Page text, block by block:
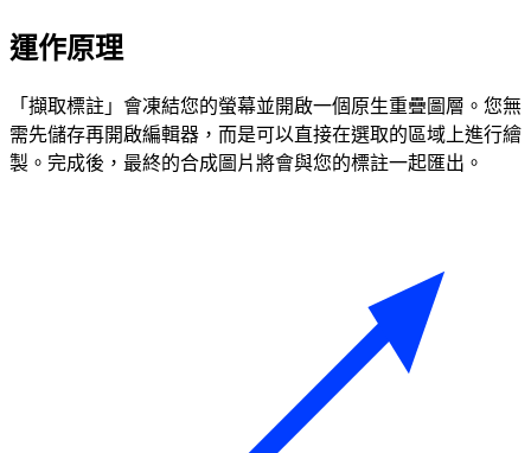
運作原理
「擷取標註」會凍結您的螢幕並開啟一個原生重疊圖層。您無
需先儲存再開啟編輯器，而是可以直接在選取的區域上進行繪
製。完成後，最終的合成圖片將會與您的標註一起匯出。